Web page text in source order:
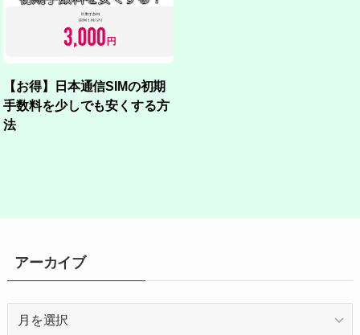
【お得】日本通信SIMの初期
手数料を少しでも安くする方
法
アーカイブ